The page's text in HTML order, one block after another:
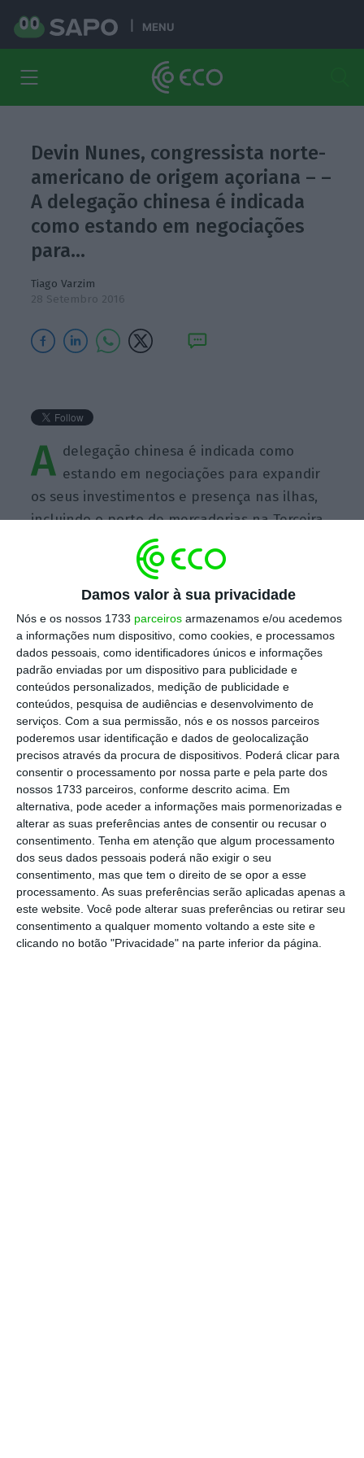
Damos valor à sua privacidade
Nós e os nossos 1733 parceiros armazenamos e/ou acedemos
a informações num dispositivo, como cookies, e processamos
dados pessoais, como identificadores únicos e informações
padrão enviadas por um dispositivo para publicidade e
conteúdos personalizados, medição de publicidade e
conteúdos, pesquisa de audiências e desenvolvimento de
serviços. Com a sua permissão, nós e os nossos parceiros
poderemos usar identificação e dados de geolocalização
precisos através da procura de dispositivos. Poderá clicar para
consentir o processamento por nossa parte e pela parte dos
nossos 1733 parceiros, conforme descrito acima. Em
alternativa, pode aceder a informações mais pormenorizadas e
alterar as suas preferências antes de consentir ou recusar o
consentimento. Tenha em atenção que algum processamento
dos seus dados pessoais poderá não exigir o seu
consentimento, mas que tem o direito de se opor a esse
processamento. As suas preferências serão aplicadas apenas a
este website. Você pode alterar suas preferências ou retirar seu
consentimento a qualquer momento voltando a este site e
clicando no botão "Privacidade" na parte inferior da página.
MENU
Devin Nunes, congressista norte-
americano de origem açoriana – –
A delegação chinesa é indicada
como estando em negociações
para…
Tiago Varzim
28 Setembro 2016
A delegação chinesa é indicada como
estando em negociações para expandir
os seus investimentos e presença nas ilhas,
incluindo o porto de mercadorias na Terceira,
e que também expressaram interesse em
utilizar a pista aérea da Base das Lajes
https://eco.sapo.pt/quote/devin-nunes-congressista-norte-americano-de-origem-acoriana-a-delegacao-chinesa-e-indicada-como-estando-em-negociacoes-para/ Copiar
Assine o ECO Premium
No momento em que a informação é
mais importante do que nunca, apoie
o jornalismo independente e rigoroso.
De que forma? Assine o ECO Premium e
tenha acesso a notícias exclusivas, à
opinião que conta, às reportagens e
especiais que mostram o outro lado da